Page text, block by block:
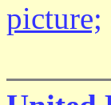
picture;